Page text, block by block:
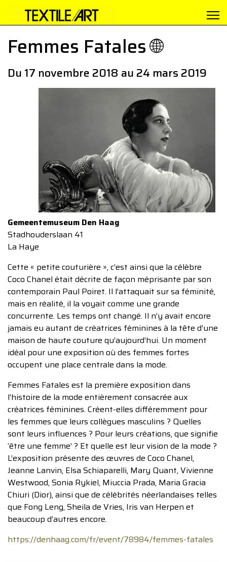
Femmes Fatales 🌐
Du 17 novembre 2018 au 24 mars 2019
Gemeentemuseum Den Haag
Stadhouderslaan 41
La Haye
Cette « petite couturière », c’est ainsi que la célèbre
Coco Chanel était décrite de façon méprisante par son
contemporain Paul Poiret. Il l’attaquait sur sa féminité,
mais en réalité, il la voyait comme une grande
concurrente. Les temps ont changé. Il n’y avait encore
jamais eu autant de créatrices féminines à la tête d’une
maison de haute couture qu’aujourd’hui. Un moment
idéal pour une exposition où des femmes fortes
occupent une place centrale dans la mode.
Femmes Fatales est la première exposition dans
l’histoire de la mode entièrement consacrée aux
créatrices féminines. Créent-elles différemment pour
les femmes que leurs collègues masculins ? Quelles
sont leurs influences ? Pour leurs créations, que signifie
‘être une femme’ ? Et quelle est leur vision de la mode ?
L’exposition présente des œuvres de Coco Chanel,
Jeanne Lanvin, Elsa Schiaparelli, Mary Quant, Vivienne
Westwood, Sonia Rykiel, Miuccia Prada, Maria Gracia
Chiuri (Dior), ainsi que de célébrités néerlandaises telles
que Fong Leng, Sheila de Vries, Iris van Herpen et
beaucoup d’autres encore.
https://denhaag.com/fr/event/78984/femmes-fatales